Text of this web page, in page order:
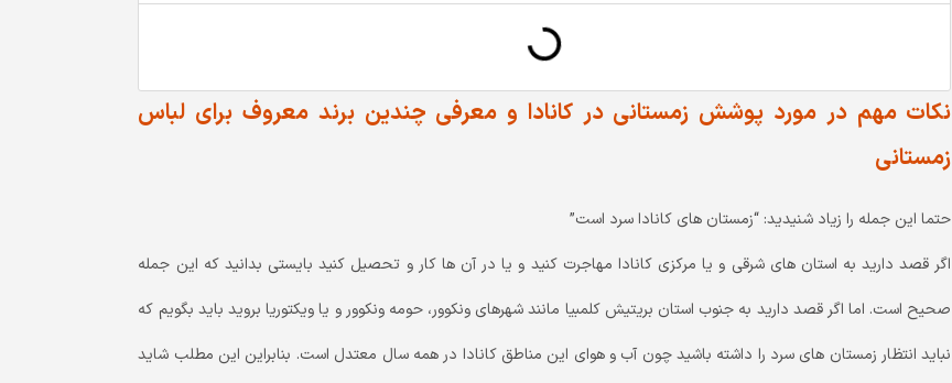
نکات مهم در مورد پوشش زمستانی در کانادا و معرفی چندین برند معروف برای لباس
زمستانی
حتما این جمله را زیاد شنیدید: “زمستان های کانادا سرد است”
اگر قصد دارید به استان های شرقی و یا مرکزی کانادا مهاجرت کنید و یا در آن ها کار و تحصیل کنید بایستی بدانید که این جمله
صحیح است. اما اگر قصد دارید به جنوب استان بریتیش کلمبیا مانند شهرهای ونکوور، حومه ونکوور و یا ویکتوریا بروید باید بگویم که
نباید انتظار زمستان های سرد را داشته باشید چون آب و هوای این مناطق کانادا در همه سال معتدل است. بنابراین این مطلب شاید